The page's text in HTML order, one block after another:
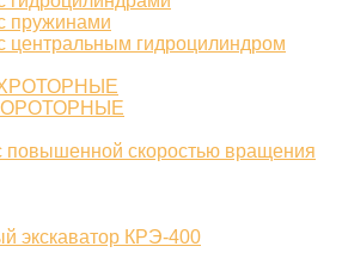
пружинами
центральным гидроцилиндром
повышенной скоростью вращения
экскаватор КРЭ-400